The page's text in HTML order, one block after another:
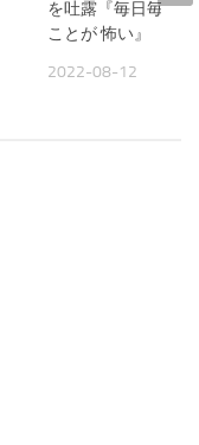
を吐露『毎日毎日
ことが 怖い』
2022-08-12